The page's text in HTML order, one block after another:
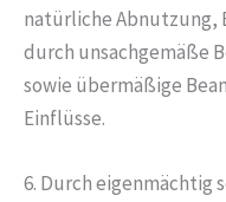
natürliche Abnutzung,
durch unsachgemäße
sowie übermäßige
Einflüsse.
6. Durch eigenmächtig